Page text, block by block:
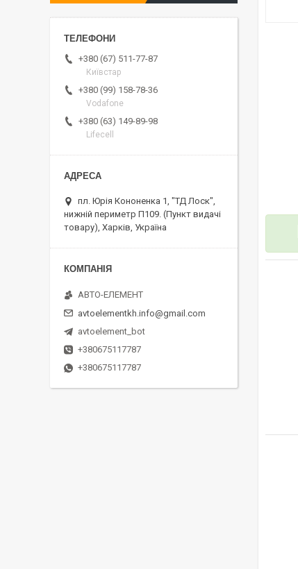
+380 (67) 511-77-87
Київстар
+380 (99) 158-78-36
Vodafone
+380 (63) 149-89-98
Lifecell
пл. Юрія Кононенка 1, "ТД Лоск",
нижній периметр П109. (Пункт видачі
товару), Харків, Україна
АВТО-ЕЛЕМЕНТ
avtoelementkh.info@gmail.com
avtoelement_bot
+380675117787
+380675117787